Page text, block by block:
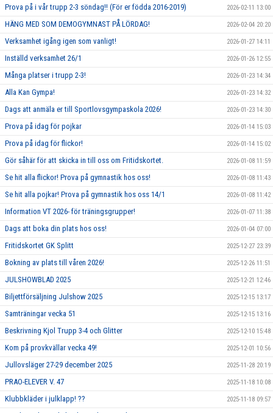
Prova på i vår trupp 2-3 söndag!! (För er födda 2016-2019) 2026-02-11 13:00
HÄNG MED SOM DEMOGYMNAST PÅ LÖRDAG! 2026-02-04 20:20
Verksamhet igång igen som vanligt! 2026-01-27 14:11
Inställd verksamhet 26/1 2026-01-26 12:55
Många platser i trupp 2-3! 2026-01-23 14:34
Alla Kan Gympa! 2026-01-23 14:32
Dags att anmäla er till Sportlovsgympaskola 2026! 2026-01-23 14:30
Prova på idag för pojkar 2026-01-14 15:03
Prova på idag för flickor! 2026-01-14 15:02
Gör såhär för att skicka in till oss om Fritidskortet. 2026-01-08 11:59
Se hit alla flickor! Prova på gymnastik hos oss! 2026-01-08 11:43
Se hit alla pojkar! Prova på gymnastik hos oss 14/1 2026-01-08 11:42
Information VT 2026- för träningsgrupper! 2026-01-07 11:38
Dags att boka din plats hos oss! 2026-01-04 07:00
Fritidskortet GK Splitt 2025-12-27 23:39
Bokning av plats till våren 2026! 2025-12-26 11:51
JULSHOWBLAD 2025 2025-12-21 12:46
Biljettförsäljning Julshow 2025 2025-12-15 13:17
Samträningar vecka 51 2025-12-15 13:16
Beskrivning Kjol Trupp 3-4 och Glitter 2025-12-10 15:48
Kom på provkvällar vecka 49! 2025-12-01 10:56
Jullovsläger 27-29 december 2025 2025-11-28 20:19
PRAO-ELEVER V. 47 2025-11-18 10:08
Klubbkläder i julklapp! ?? 2025-11-18 09:57